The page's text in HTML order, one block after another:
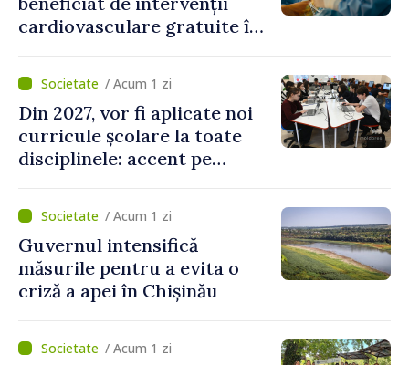
cardiovasculare gratuite în
/ Acum 1 zi
Din 2027, vor fi aplicate noi
curricule școlare la toate
disciplinele: accent pe
și folosirea cunoștințelor în
situații reale/ Acum 1 zi
Guvernul intensifică
măsurile pentru a evita o
criză a apei în Chișinău
/ Acum 1 zi